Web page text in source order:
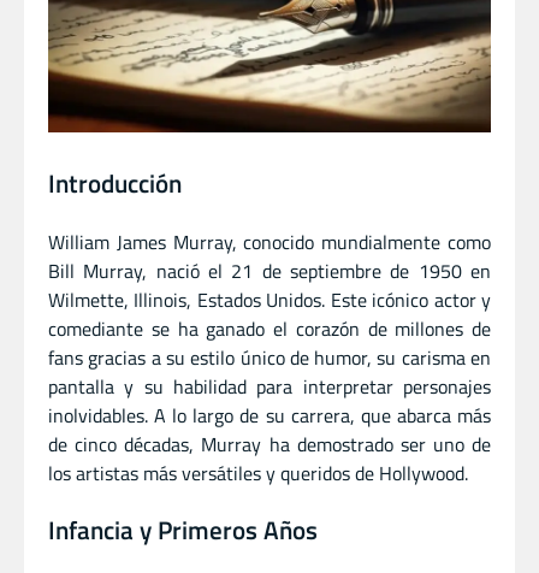
Introducción
William James Murray, conocido mundialmente como
Bill Murray, nació el 21 de septiembre de 1950 en
Wilmette, Illinois, Estados Unidos. Este icónico actor y
comediante se ha ganado el corazón de millones de
fans gracias a su estilo único de humor, su carisma en
pantalla y su habilidad para interpretar personajes
inolvidables. A lo largo de su carrera, que abarca más
de cinco décadas, Murray ha demostrado ser uno de
los artistas más versátiles y queridos de Hollywood.
Infancia y Primeros Años